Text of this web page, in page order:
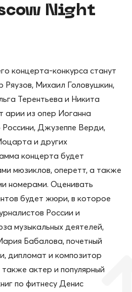
Night
концерта-конкурса станут
Михаил Головушкин,
Терентьева и Никита
арии из опер Иоганна
Джузеппе Верди,
и других
концерта будет
мюзиклов, оперетт, а также
номерами. Оценивать
будет жюри, в которое
России и
музыкальных деятелей,
Бабалова, почетный
дипломат и композитор
актер и популярный
по фитнесу Денис